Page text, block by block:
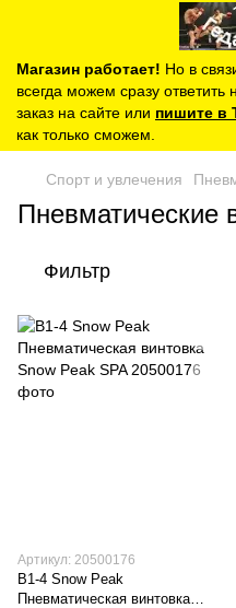
Магазин работает! Но в
всегда можем сразу
заказ на сайте или пишите в
как только сможем.
Спорт и увлечения
Пневматические
Фильтр
Артикул: 20500176
B1-4 Snow Peak
Пневматическая винтовка